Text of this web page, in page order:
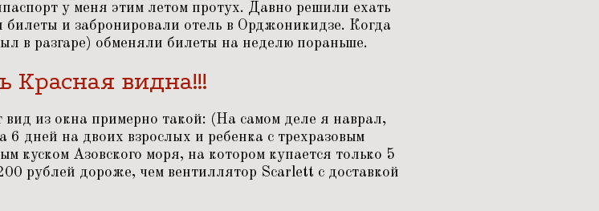
у меня этим летом протух. Давно решили ехать
и забронировали отель в Орджоникидзе. Когда
в разгаре) обменяли билеты на неделю пораньше.
Красная видна!!!
из окна примерно такой: (На самом деле я наврал,
дней на двоих взрослых и ребенка с трехразовым
куском Азовcкого моря, на котором купается только 5
рублей дороже, чем вентиллятор Scarlett с доставкой